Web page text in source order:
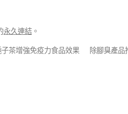
永久連結 。
茶增強免疫力食品效果
除腳臭產品